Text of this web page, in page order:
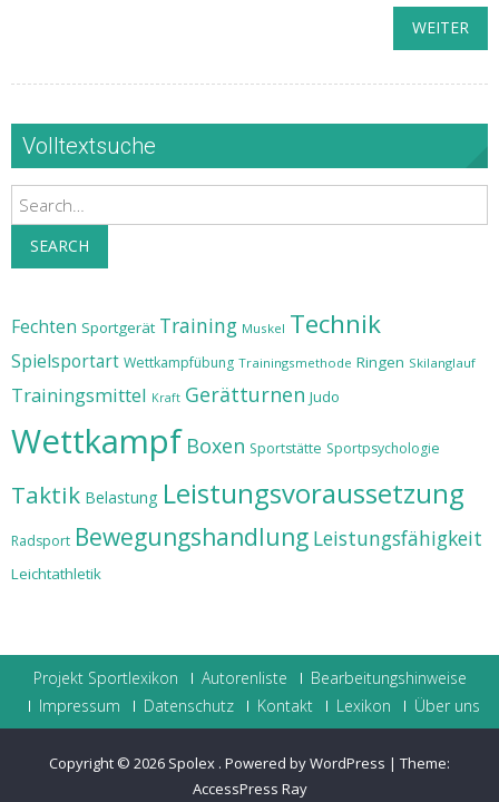
WEITER
Volltextsuche
Search
SEARCH
Fechten Sportgerät Training Muskel Technik
Spielsportart Wettkampfübung Trainingsmethode Ringen Skilanglauf
Trainingsmittel Kraft Gerätturnen Judo
Wettkampf Boxen Sportstätte Sportpsychologie
Taktik Belastung Leistungsvoraussetzung
Radsport Bewegungshandlung Leistungsfähigkeit
Leichtathletik
Projekt Sportlexikon Autorenliste
Bearbeitungshinweise
Impressum
Datenschutz Kontakt Lexikon Über uns
Copyright © 2026 Spolex . Powered by WordPress | Theme:
AccessPress Ray